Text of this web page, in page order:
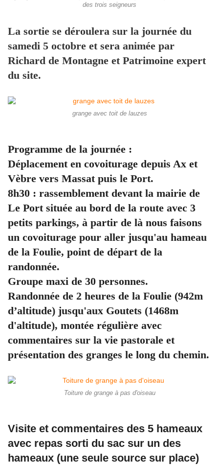
des trois seigneurs
La sortie se déroulera sur la journée du
samedi 5 octobre et sera animée par
Richard de Montagne et Patrimoine expert
du site.
grange avec toit de lauzes
Programme de la journée :
Déplacement en covoiturage depuis Ax et
Vèbre vers Massat puis le Port.
8h30 : rassemblement devant la mairie de
Le Port située au bord de la route avec 3
petits parkings, à partir de là nous faisons
un covoiturage pour aller jusqu'au hameau
de la Foulie, point de départ de la
randonnée.
Groupe maxi de 30 personnes.
Randonnée de 2 heures de la Foulie (942m
d’altitude) jusqu'aux Goutets (1468m
d'altitude), montée régulière avec
commentaires sur la vie pastorale et
présentation des granges le long du chemin.
Toiture de grange à pas d'oiseau
Visite et commentaires des 5 hameaux
avec repas sorti du sac sur un des
hameaux (une seule source sur place)